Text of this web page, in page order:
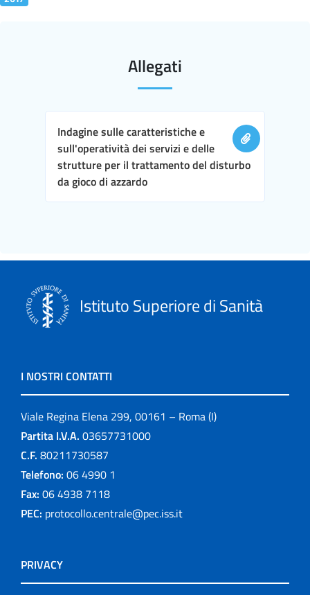
Allegati
Indagine sulle caratteristiche e
sull'operatività dei servizi e delle
strutture per il trattamento del disturbo
da gioco di azzardo
Istituto Superiore di Sanità
I NOSTRI CONTATTI
Viale Regina Elena 299, 00161 – Roma (I)
Partita I.V.A. 03657731000
C.F. 80211730587
Telefono: 06 4990 1
Fax: 06 4938 7118
PEC: protocollo.centrale@pec.iss.it
PRIVACY